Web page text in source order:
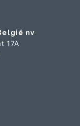
nv
17A